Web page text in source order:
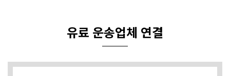
유료 운송업체 연결